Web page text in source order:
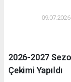
2026-2027
Çekimi Yapıldı